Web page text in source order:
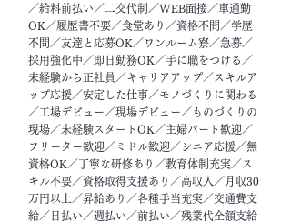
／給料前払い／二交代制／WEB面接／車通勤
OK／履歴書不要／食堂あり／資格不問／学歴
不問／友達と応募OK／ワンルーム寮／急募／
採用強化中／即日勤務OK／手に職をつける／
未経験から正社員／キャリアアップ／スキルア
ップ応援／安定した仕事／モノづくりに関わる
／工場デビュー／現場デビュー／ものづくりの
現場／未経験スタートOK／主婦パート歓迎／
フリーター歓迎／ミドル歓迎／シニア応援／無
資格OK／丁寧な研修あり／教育体制充実／ス
キル不要／資格取得支援あり／高収入／月収30
万円以上／昇給あり／各種手当充実／交通費支
給／日払い／週払い／前払い／残業代全額支給